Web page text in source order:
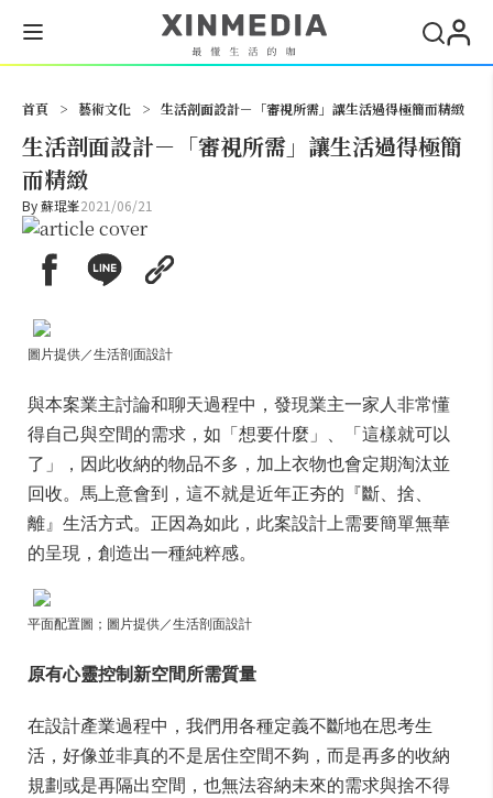
首頁 > 藝術文化 > 生活剖面設計－「審視所需」讓生活過得極簡而精緻
生活剖面設計－「審視所需」讓生活過得極簡
而精緻
By蘇琨峯2021/06/21
圖片提供／生活剖面設計
與本案業主討論和聊天過程中，發現業主一家人非常懂
得自己與空間的需求，如「想要什麼」、「這樣就可以
了」，因此收納的物品不多，加上衣物也會定期淘汰並
回收。馬上意會到，這不就是近年正夯的『斷、捨、
離』生活方式。正因為如此，此案設計上需要簡單無華
的呈現，創造出一種純粹感。
平面配置圖；圖片提供／生活剖面設計
原有心靈控制新空間所需質量
在設計產業過程中，我們用各種定義不斷地在思考生
活，好像並非真的不是居住空間不夠，而是再多的收納
規劃或是再隔出空間，也無法容納未來的需求與捨不得